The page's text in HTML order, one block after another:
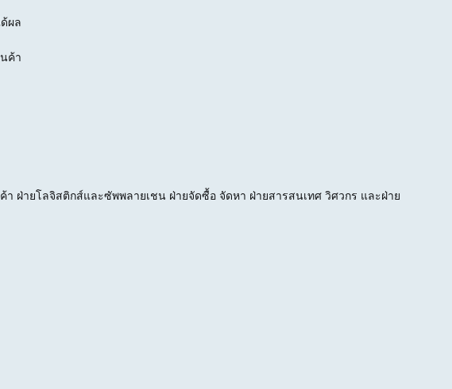
ผล
ค้า
ฝ่ายโลจิสติกส์และซัพพลายเชน ฝ่ายจัดซื้อ จัดหา ฝ่ายสารสนเทศ วิศวกร และฝ่าย